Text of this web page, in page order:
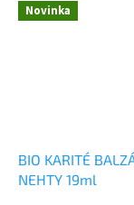
Novinka
BIO KARITÉ
NEHTY 19ml